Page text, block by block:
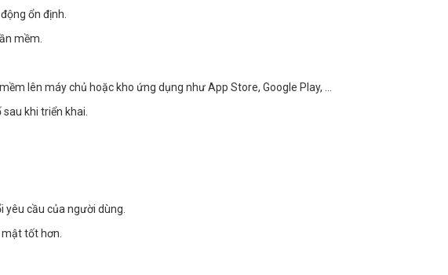
ổn định.
mềm.
lên máy chủ hoặc kho ứng dụng như App Store, Google Play, …
khi triển khai.
cầu của người dùng.
tốt hơn.